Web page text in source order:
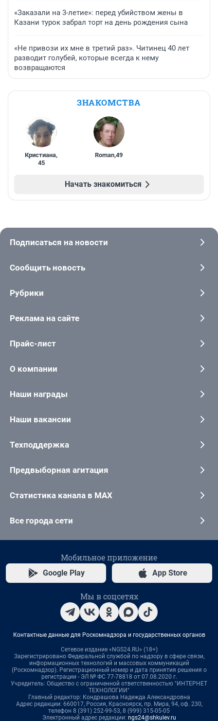
«Заказали на 3-летие»: перед убийством жены в
Казани турок забрал торт на день рождения сына
«Не привози их мне в третий раз». Читинец 40 лет
разводит голубей, которые всегда к нему
возвращаются
ЗНАКОМСТВА
Кристиана,
45
Roman,49
Начать знакомиться
Подписаться на новости
Сообщить новость
Рубрики
Реклама на сайте
Прайс-лист
О компании
Наши награды
Наши вакансии
Техподдержка
Предвыборная агитация
Статистика канала в MAX
Все города сети
Мобильное приложение
Google Play App Store
Мы в соцсетях
Контактные данные для Роскомнадзора и государственных органов
Сетевое издание «NGS24.RU» (18+)
Зарегистрировано Федеральной службой по надзору в сфере связи,
информационных технологий и массовых коммуникаций
(Роскомнадзор). Регистрационный номер и дата принятия решения о
регистрации - ЭЛ № ФС 77-78818 от 07.08.2020 г.
Учредитель: Общество с ограниченной ответственностью "ИНТЕРНЕТ
ТЕХНОЛОГИИ"
Главный редактор: Кондрашова Надежда Александровна
Адрес редакции: 660017, Россия, Красноярск, пр. Мира, 94, оф. 230,
телефон 8 (391) 252-99-53, 8 (999) 315-05-05
Электронный адрес редакции: ngs24@shkulev.ru